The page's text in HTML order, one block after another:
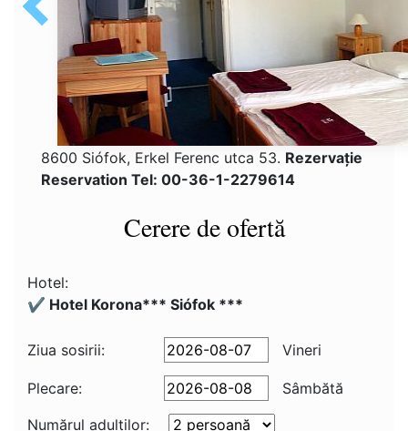
8600 Siófok, Erkel Ferenc utca 53. Rezervaţie
Reservation Tel: 00-36-1-2279614
Cerere de ofertă
Hotel:
✔️ Hotel Korona*** Siófok ***
Ziua sosirii: Vineri
Plecare:
Sâmbătă
Numărul adulţilor: